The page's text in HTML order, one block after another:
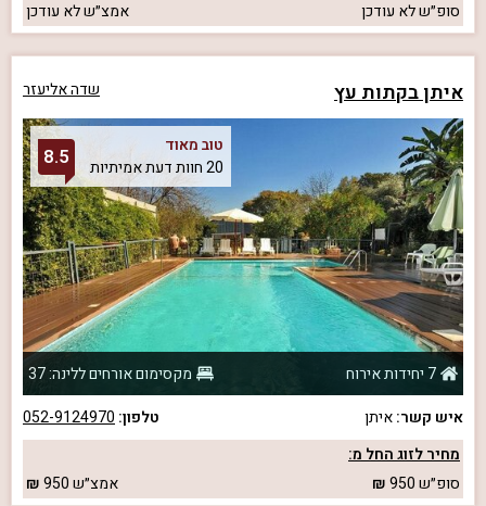
סופ״שלא עודכן אמצ״שלא עודכן
איתן בקתות עץ שדה אליעזר
טוב מאוד
20 חוות דעת אמיתיות
8.5
7 יחידות אירוח
מקסימום אורחים ללינה: 37
איש קשר:איתן טלפון: 052-9124970
מחיר לזוג החל מ:
סופ״ש950 אמצ״ש950